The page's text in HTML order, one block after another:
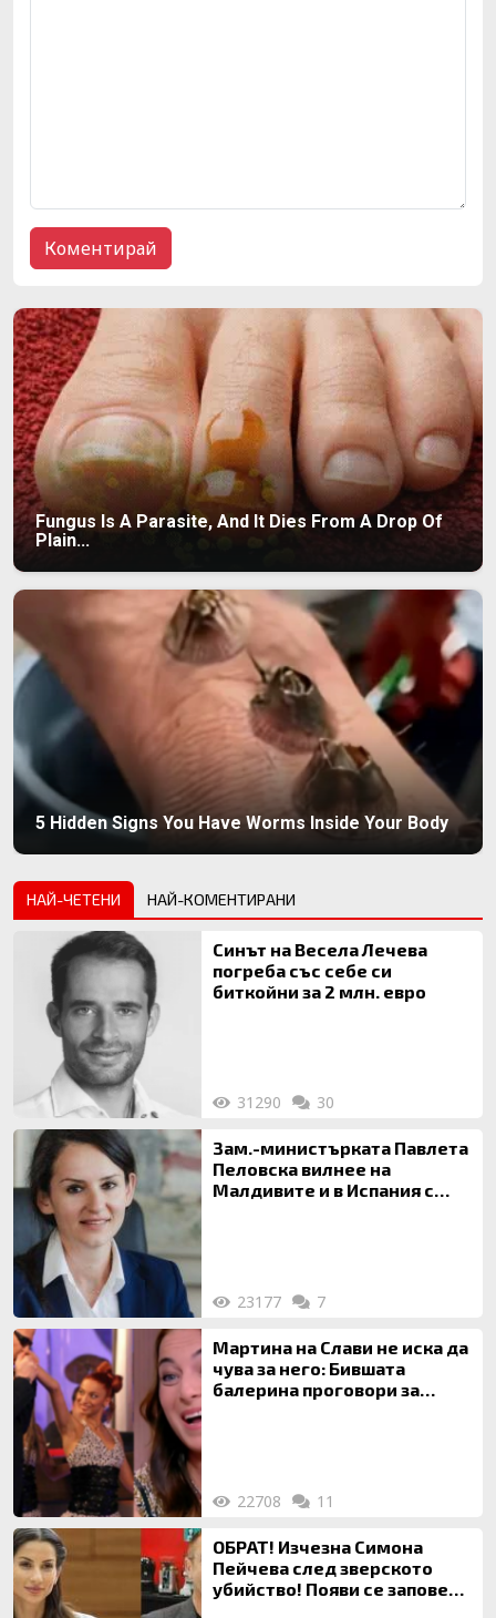
Fungus Is A Parasite, And It Dies From A Drop Of
Plain...
5 Hidden Signs You Have Worms Inside Your Body
НАЙ-ЧЕТЕНИ НАЙ-КОМЕНТИРАНИ
Синът на Весела Лечева
погреба със себе си
биткойни за 2 млн. евро
31290 30
Зам.-министърката Павлета
Пеловска вилнее на
Малдивите и в Испания с
23177 7
Мартина на Слави не иска да
чува за него: Бившата
балерина проговори за
22708 11
ОБРАТ! Изчезна Симона
Пейчева след зверското
убийство! Появи се заповед